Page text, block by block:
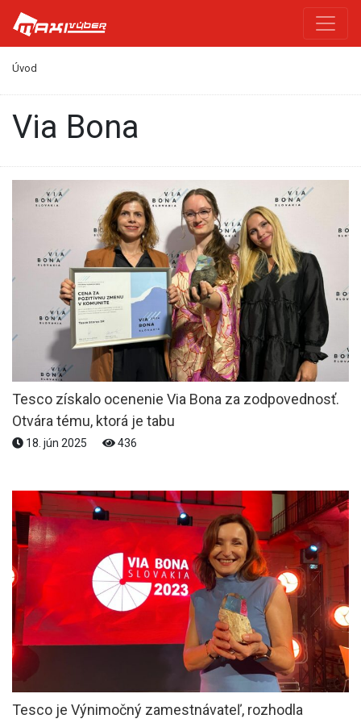
Úvod
Via Bona
Tesco získalo ocenenie Via Bona za zodpovednosť.
Otvára tému, ktorá je tabu
18. jún 2025 436
Tesco je Výnimočný zamestnávateľ, rozhodla